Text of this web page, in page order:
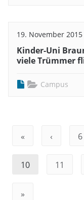
19. November 2015
Kinder-Uni
viele Trümmer
Campus
« ‹ 6
10 11
»